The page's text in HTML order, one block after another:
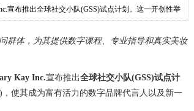
宣布推出全球社交小队(GSS)试点计划。这一开创性举
群体，为其提供数字课程、专业指导和真实美妆
Kay Inc.宣布推出全球社交小队(GSS)试点计
使其成为富有活力的数字品牌代言人以及新一